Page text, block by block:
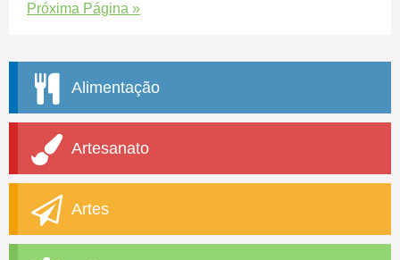
Próxima Página »
Alimentação
Artesanato
Artes